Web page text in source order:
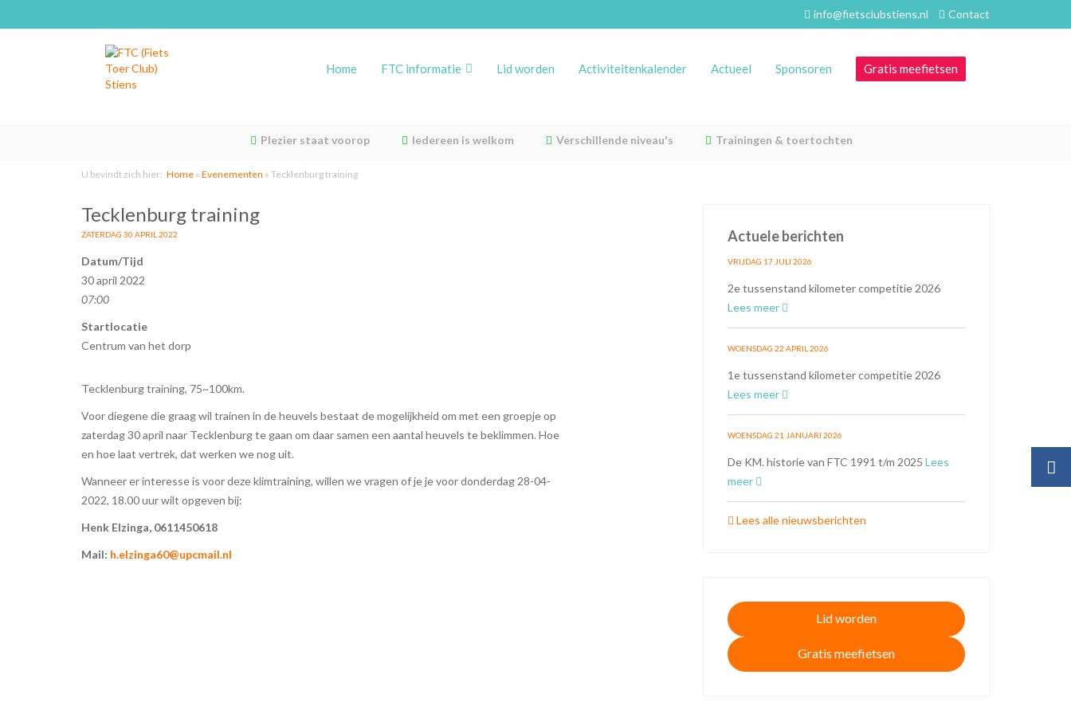
info@fietsclubstiens.nl Contact
Home FTC informatie Lid worden Activiteitenkalender Actueel Sponsoren Gratis meefietsen
Plezier staat voorop Iedereen is welkom Verschillende niveau's Trainingen & toertochten
U bevindt zich hier: Home » Evenementen » Tecklenburg training
Tecklenburg training
ZATERDAG 30 APRIL 2022
Datum/Tijd
30 april 2022
07:00
Startlocatie
Centrum van het dorp
Tecklenburg training, 75~100km.
Voor diegene die graag wil trainen in de heuvels bestaat de mogelijkheid om met een groepje op
zaterdag 30 april naar Tecklenburg te gaan om daar samen een aantal heuvels te beklimmen. Hoe
en hoe laat vertrek, dat werken we nog uit.
Wanneer er interesse is voor deze klimtraining, willen we vragen of je je voor donderdag 28-04-
2022, 18.00 uur wilt opgeven bij:
Henk Elzinga, 0611450618
Mail: h.elzinga60@upcmail.nl
Actuele berichten
VRIJDAG 17 JULI 2026
2e tussenstand kilometer competitie 2026
Lees meer
WOENSDAG 22 APRIL 2026
1e tussenstand kilometer competitie 2026
Lees meer
WOENSDAG 21 JANUARI 2026
De KM. historie van FTC 1991 t/m 2025 Lees
meer
Lees alle nieuwsberichten
Lid worden
Gratis meefietsen